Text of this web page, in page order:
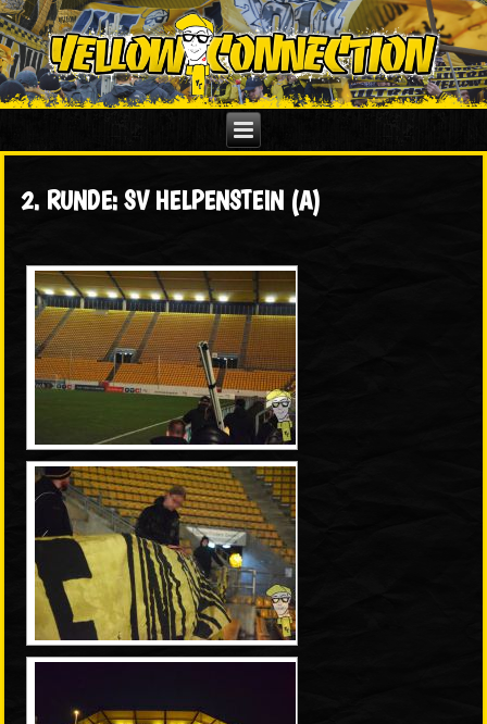
2. RUNDE: SV HELPENSTEIN (A)